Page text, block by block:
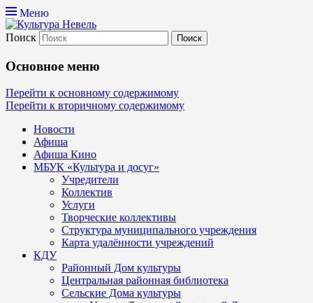
Меню
Культура Невель
МБУК Невельского района "Культура
и досуг"
Поиск
Основное меню
Перейти к основному содержимому
Перейти к вторичному содержимому
Новости
Афиша
Афиша Кино
МБУК «Культура и досуг»
Учредители
Коллектив
Услуги
Творческие коллективы
Структура муниципального учреждения
Карта удалённости учреждений
КДУ
Районный Дом культуры
Центральная районная библиотека
Сельские Дома культуры